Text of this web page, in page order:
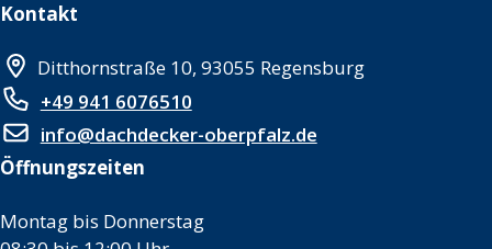
Kontakt
Ditthornstraße 10, 93055 Regensburg
+49 941 6076510
info@dachdecker-oberpfalz.de
Öffnungszeiten
Montag bis Donnerstag